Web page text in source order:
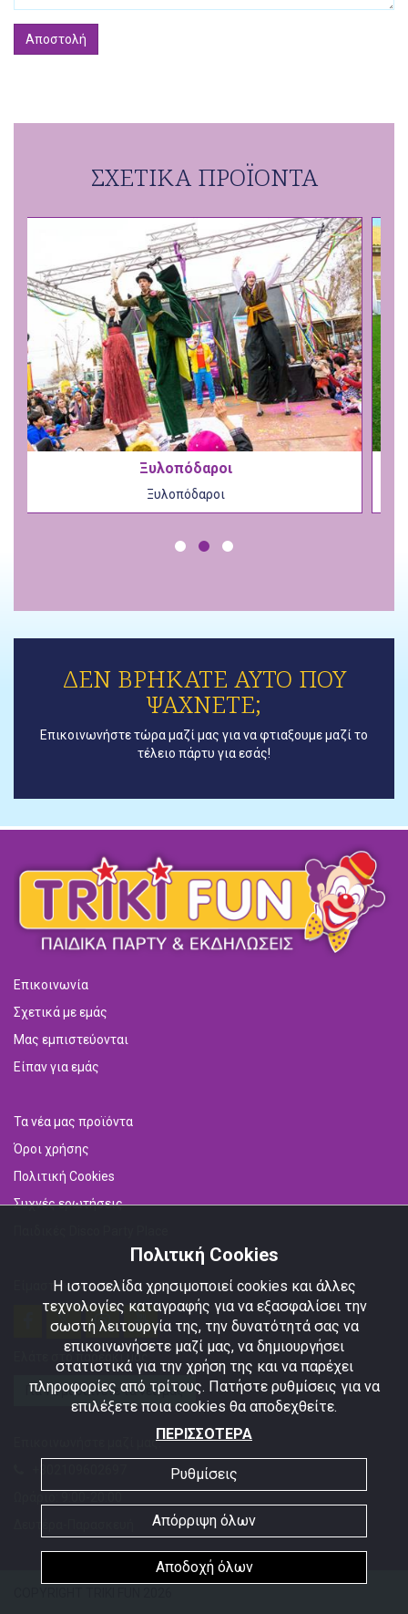
ΣΧΕΤΙΚΑ ΠΡΟΪΟΝΤΑ
Συντριβάνι Σοκολάτας
Συντριβάνι Σοκολάτας
ΔΕΝ ΒΡΗΚΑΤΕ ΑΥΤΟ ΠΟΥ
ΨΑΧΝΕΤΕ;
Επικοινωνήστε τώρα μαζί μας για να φτιαξουμε μαζί το
τέλειο πάρτυ για εσάς!
Επικοινωνία
Σχετικά με εμάς
Μας εμπιστεύονται
Είπαν για εμάς
Τα νέα μας προϊόντα
Όροι χρήσης
Πολιτική Cookies
Συχνές ερωτήσεις
Είμαστε κοινωνικοί!
Ελάτε στο παρεάκι μας
Για να μαθαίνετε τα νέα μας
Επικοινωνήστε μαζί μας:
Πολιτική Cookies
Η ιστοσελίδα χρησιμοποιεί cookies και άλλες
τεχνολογίες καταγραφής για να εξασφαλίσει την
σωστή λειτουργία της, την δυνατότητά σας να
επικοινωνήσετε μαζί μας, να δημιουργήσει
στατιστικά για την χρήση της και να παρέχει
πληροφορίες από τρίτους. Πατήστε ρυθμίσεις για να
επιλέξετε ποια cookies θα αποδεχθείτε.
ΠΕΡΙΣΣΟΤΕΡΑ
Ρυθμίσεις
Απόρριψη όλων
Αποδοχή όλων